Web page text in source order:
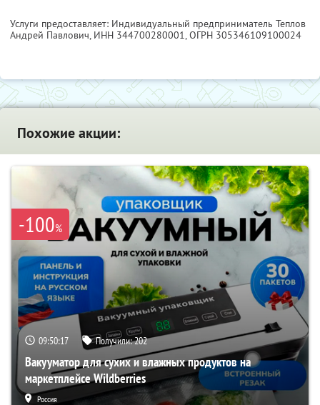
Услуги предоставляет: Индивидуальный предприниматель Теплов
Андрей Павлович, ИНН 344700280001, ОГРН 305346109100024
Похожие акции:
-100%
09:50:16 Получили:202
Вакууматор для сухих и влажных продуктов на
маркетплейсе Wildberries
Россия